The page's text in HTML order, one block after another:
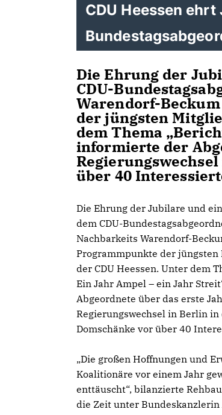
CDU Heessen
Die Ehrung der
CDU-
Warendorf-
der jüngsten
dem Thema
informierte der
über 40
Die Ehrung der Jubilare und
dem CDU-
Nachbarkeits Warendorf-
Programmpunkte der
der CDU Heessen. Unter dem
Ein Jahr Ampel – ein Jahr
Abgeordnete über das erste
Regierungswechsel in Berlin in
Domschänke vor über 40
Die großen Hoffnungen und
Koalitionäre vor einem Jahr
enttäuscht“, bilanzierte
die Zeit unter